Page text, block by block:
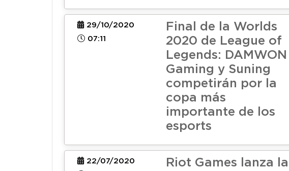
29/10/2020
07:11
Final de la Worlds
2020 de League of
Legends: DAMWON
Gaming y Suning
competirán por la
copa más
importante de los
esports
22/07/2020
Riot Games lanza la